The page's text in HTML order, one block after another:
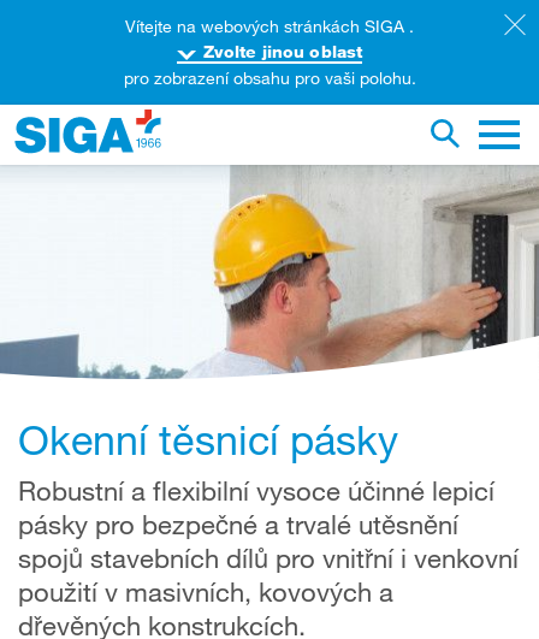
na této webové stránce
Okenní těsnicí pásky
Robustní a flexibilní vysoce účinné lepicí
pásky pro bezpečné a trvalé utěsnění
spojů stavebních dílů pro vnitřní i venkovní
použití v masivních, kovových a
dřevěných konstrukcích.
Vítejte na webových stránkách SIGA .
Zvolte jinou oblast
pro zobrazení obsahu pro vaši polohu.